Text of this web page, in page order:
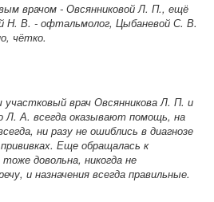
врачом - Овсянниковой Л. П., ещё
Н. В. - офтальмолог, Цыбаневой С. В.
чётко.
участковый врач Овсянникова Л. П. и
Л. А. всегда оказывают помощь, на
ни разу не ошиблись в диагнозе
Еще обращалась к
довольна, никогда не
и назначения всегда правильные.